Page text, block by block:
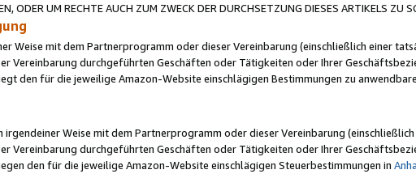
ODER UM RECHTE AUCH ZUM ZWECK DER DURCHSETZUNG DIESES ARTIKELS ZU
Weise mit dem Partnerprogramm oder dieser Vereinbarung (einschließlich einer
Vereinbarung durchgeführten Geschäften oder Tätigkeiten oder Ihrer
den für die jeweilige Amazon-Website einschlägigen Bestimmungen zu
Weise mit dem Partnerprogramm oder dieser Vereinbarung
Vereinbarung durchgeführten Geschäften oder Tätigkeiten oder Ihrer
den für die jeweilige Amazon-Website einschlägigen Steuerbestimmungen in